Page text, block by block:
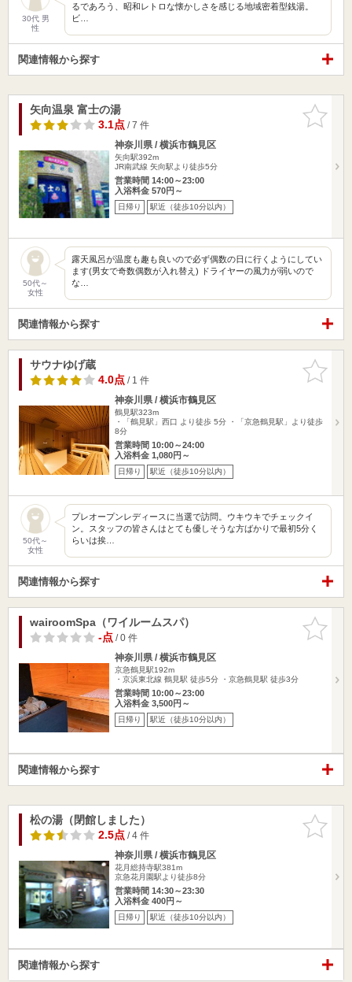
30代 男
性
るであろう、昭和レトロな懐かしさを感じる地域密着型銭湯。
ビ…
関連情報から探す
お気に入
りに追加
矢向温泉 富士の湯
3.1点/ 7 件
神奈川県 / 横浜市鶴見区
矢向駅392m
JR南武線 矢向駅より徒歩5分
営業時間 14:00～23:00
入浴料金 570円～
日帰り 駅近（徒歩10分以内）
50代～
女性
露天風呂が温度も趣も良いので必ず偶数の日に行くようにしてい
ます(男女で奇数偶数が入れ替え) ドライヤーの風力が弱いので
な…
関連情報から探す
お気に入
りに追加
サウナゆげ蔵
4.0点/ 1 件
神奈川県 / 横浜市鶴見区
鶴見駅323m
・「鶴見駅」西口 より徒歩 5分 ・「京急鶴見駅」より徒歩
8分
営業時間 10:00～24:00
入浴料金 1,080円～
日帰り 駅近（徒歩10分以内）
50代～
女性
プレオープンレディースに当選で訪問。ウキウキでチェックイ
ン。スタッフの皆さんはとても優しそうな方ばかりで最初5分く
らいは挨…
関連情報から探す
お気に入
りに追加
wairoomSpa（ワイルームスパ）
-点/ 0 件
神奈川県 / 横浜市鶴見区
京急鶴見駅192m
・京浜東北線 鶴見駅 徒歩5分 ・京急鶴見駅 徒歩3分
営業時間 10:00～23:00
入浴料金 3,500円～
日帰り 駅近（徒歩10分以内）
関連情報から探す
お気に入
りに追加
松の湯（閉館しました）
2.5点/ 4 件
神奈川県 / 横浜市鶴見区
花月総持寺駅381m
京急花月園駅より徒歩8分
営業時間 14:30～23:30
入浴料金 400円～
日帰り 駅近（徒歩10分以内）
関連情報から探す